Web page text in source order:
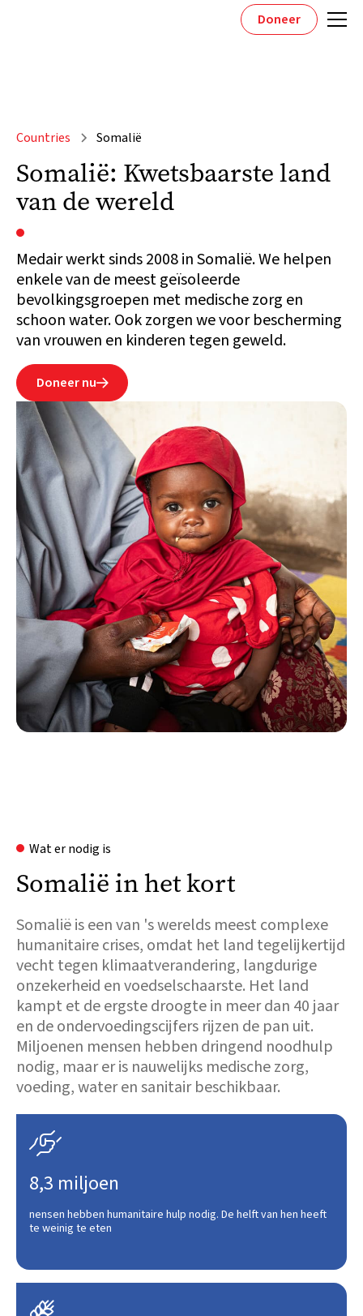
Doneer
Countries Somalië
Somalië: Kwetsbaarste land
van de wereld
Medair werkt sinds 2008 in Somalië. We helpen
enkele van de meest geïsoleerde
bevolkingsgroepen met medische zorg en
schoon water. Ook zorgen we voor bescherming
van vrouwen en kinderen tegen geweld.
Doneer nu
Wat er nodig is
Somalië in het kort
Somalië is een van 's werelds meest complexe
humanitaire crises, omdat het land tegelijkertijd
vecht tegen klimaatverandering, langdurige
onzekerheid en voedselschaarste. Het land
kampt et de ergste droogte in meer dan 40 jaar
en de ondervoedingscijfers rijzen de pan uit.
Miljoenen mensen hebben dringend noodhulp
nodig, maar er is nauwelijks medische zorg,
voeding, water en sanitair beschikbaar.

8,3 miljoen
nensen hebben humanitaire hulp nodig. De helft van hen heeft
te weinig te eten